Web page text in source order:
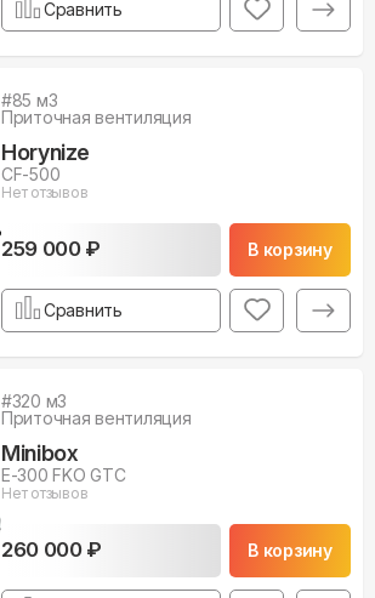
Сравнить
#85 м3
Приточная вентиляция
Horynize
CF-500
Нет отзывов
259 000 ₽ В корзину
Сравнить
#320 м3
Приточная вентиляция
Minibox
E-300 FKO GTC
Нет отзывов
260 000 ₽ В корзину